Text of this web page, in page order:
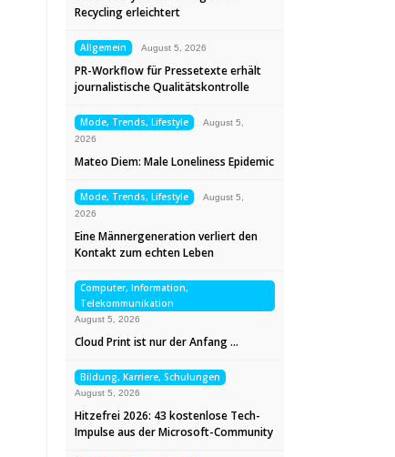
Recycling erleichtert
Allgemein August 5, 2026
PR-Workflow für Pressetexte erhält
journalistische Qualitätskontrolle
Mode, Trends, Lifestyle
August 5,
2026
Mateo Diem: Male Loneliness Epidemic
Mode, Trends, Lifestyle
August 5,
2026
Eine Männergeneration verliert den
Kontakt zum echten Leben
Computer, Information,
Telekommunikation
August 5, 2026
Cloud Print ist nur der Anfang …
Bildung, Karriere, Schulungen
August 5, 2026
Hitzefrei 2026: 43 kostenlose Tech-
Impulse aus der Microsoft-Community